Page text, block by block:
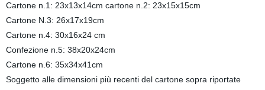
Cartone n.1: 23x13x14cm cartone n.2: 23x15x15cm
Cartone N.3: 26x17x19cm
Cartone n.4: 30x16x24 cm
Confezione n.5: 38x20x24cm
Cartone n.6: 35x34x41cm
Soggetto alle dimensioni più recenti del cartone sopra riportate